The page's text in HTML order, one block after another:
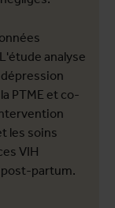
analyse
PTME et co-
les soins
VIH
partum.